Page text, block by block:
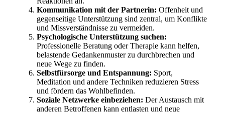
Kommunikation mit der Partnerin: Offenheit und
gegenseitige Unterstützung sind zentral, um Konflikte
und Missverständnisse zu vermeiden.
Psychologische Unterstützung suchen:
Professionelle Beratung oder Therapie kann helfen,
belastende Gedankenmuster zu durchbrechen und
neue Wege zu finden.
Selbstfürsorge und Entspannung: Sport,
Meditation und andere Techniken reduzieren Stress
und fördern das Wohlbefinden.
Soziale Netzwerke einbeziehen: Der Austausch mit
anderen Betroffenen kann entlasten und neue